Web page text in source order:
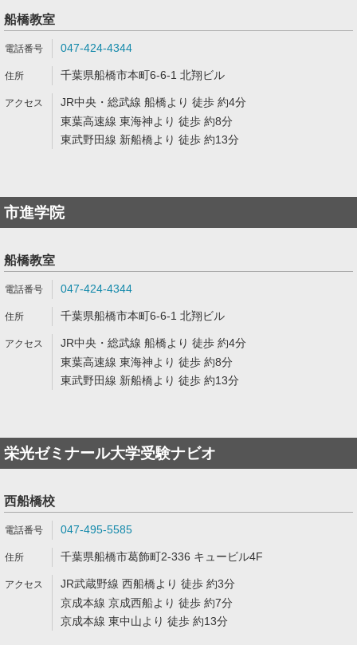
船橋教室
047-424-4344
千葉県船橋市本町6-6-1 北翔ビル
JR中央・総武線 船橋より 徒歩 約4分
東葉高速線 東海神より 徒歩 約8分
東武野田線 新船橋より 徒歩 約13分
市進学院
船橋教室
047-424-4344
千葉県船橋市本町6-6-1 北翔ビル
JR中央・総武線 船橋より 徒歩 約4分
東葉高速線 東海神より 徒歩 約8分
東武野田線 新船橋より 徒歩 約13分
栄光ゼミナール大学受験ナビオ
西船橋校
047-495-5585
千葉県船橋市葛飾町2-336 キュービル4F
JR武蔵野線 西船橋より 徒歩 約3分
京成本線 京成西船より 徒歩 約7分
京成本線 東中山より 徒歩 約13分